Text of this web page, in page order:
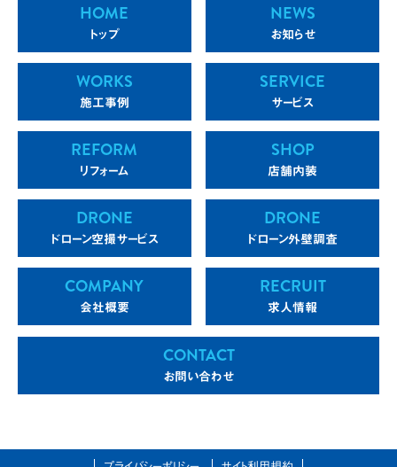
HOME
トップ
NEWS
お知らせ
WORKS
施工事例
SERVICE
サービス
REFORM
リフォーム
SHOP
店舗内装
DRONE
ドローン空撮サービス
DRONE
ドローン外壁調査
COMPANY
会社概要
RECRUIT
求人情報
CONTACT
お問い合わせ